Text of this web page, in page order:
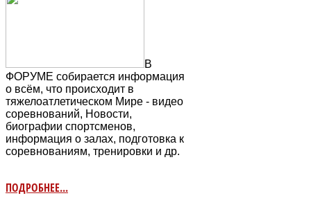
В
ФОРУМЕ собирается информация
о всём, что происходит в
тяжелоатлетическом Мире - видео
соревнований, Новости,
биографии спортсменов,
информация о залах, подготовка к
соревнованиям, тренировки и др.
ПОДРОБНЕЕ...